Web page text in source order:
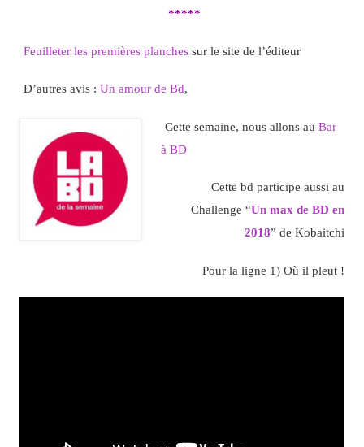
*****
Feuilleter les premières planchessur le site de l’éditeur
D’autres avis : Un amour de Bd,
Cette semaine, nous allons au Bar
à BD
Cette bd participe aussi au
Challenge “Un max de BD en
2018” de Kobaitchi
Pour la ligne 1) Où il pleut !